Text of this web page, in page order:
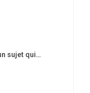
sujet qui…